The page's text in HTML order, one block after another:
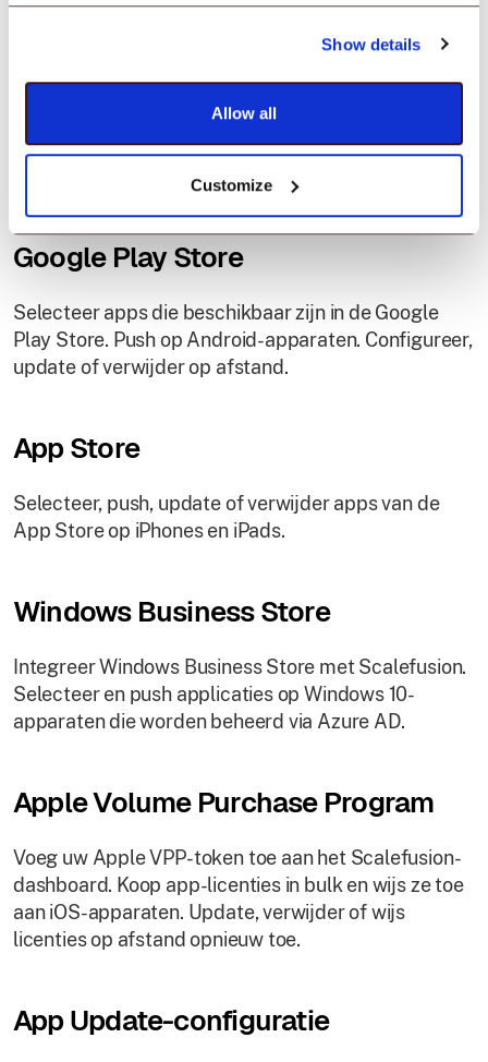
Show details
Allow all
Customize
Applicatiebeheer
Help uw werknemers productief te zijn. Laad
zakelijke apps op de apparaten en houd ze up-to-
Google Play Store
Selecteer apps die beschikbaar zijn in de Google
Play Store. Push op Android-apparaten. Configureer,
update of verwijder op afstand.
App Store
Selecteer, push, update of verwijder apps van de
App Store op iPhones en iPads.
Windows Business Store
Integreer Windows Business Store met Scalefusion.
Selecteer en push applicaties op Windows 10-
apparaten die worden beheerd via Azure AD.
Apple Volume Purchase Program
Voeg uw Apple VPP-token toe aan het Scalefusion-
dashboard. Koop app-licenties in bulk en wijs ze toe
aan iOS-apparaten. Update, verwijder of wijs
licenties op afstand opnieuw toe.
App Update-configuratie